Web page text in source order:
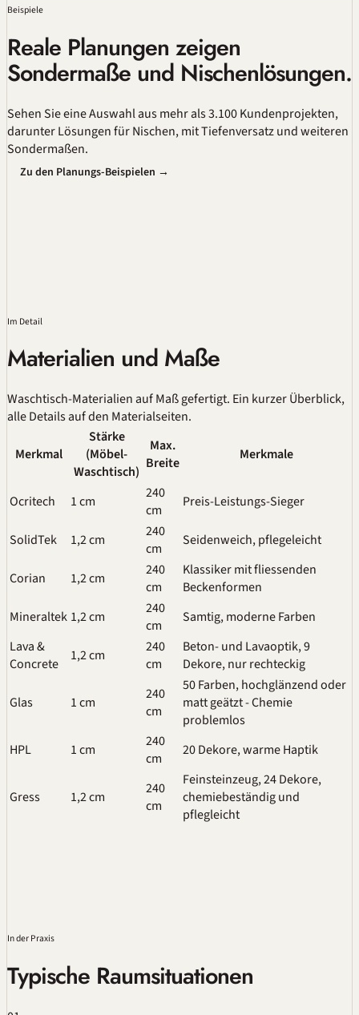
Beispiele
Reale Planungen zeigen
Sondermaße und Nischenlösungen.
Sehen Sie eine Auswahl aus mehr als 3.100 Kundenprojekten,
darunter Lösungen für Nischen, mit Tiefenversatz und weiteren
Sondermaßen.
Zu den Planungs-Beispielen →
Im Detail
Materialien und Maße
Waschtisch-Materialien auf Maß gefertigt. Ein kurzer Überblick,
alle Details auf den Materialseiten.
Merkmal
Stärke
(Möbel-
Waschtisch)
Max.
Breite
Merkmale
Ocritech 1 cm
240
cm
Preis-Leistungs-Sieger
SolidTek 1,2 cm
240
cm
Seidenweich, pflegeleicht
Corian 1,2 cm
240
cm
Klassiker mit fliessenden
Beckenformen
Mineraltek 1,2 cm
240
cm
Samtig, moderne Farben
Lava &
Concrete
1,2 cm
240
cm
Beton- und Lavaoptik, 9
Dekore, nur rechteckig
Glas 1 cm
240
cm
50 Farben, hochglänzend oder
matt geätzt - Chemie
problemlos
HPL
1 cm
240
cm
20 Dekore, warme Haptik
Gress 1,2 cm
240
cm
Feinsteinzeug, 24 Dekore,
chemiebeständig und
pflegleicht
In der Praxis
Typische Raumsituationen